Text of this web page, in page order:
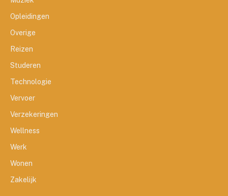
Opleidingen
Overige
Reizen
Studeren
Technologie
Vervoer
Verzekeringen
Wellness
Werk
Wonen
Zakelijk